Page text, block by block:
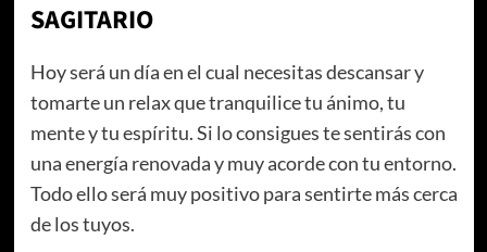
SAGITARIO
Hoy será un día en el cual necesitas descansar y
tomarte un relax que tranquilice tu ánimo, tu
mente y tu espíritu. Si lo consigues te sentirás con
una energía renovada y muy acorde con tu entorno.
Todo ello será muy positivo para sentirte más cerca
de los tuyos.